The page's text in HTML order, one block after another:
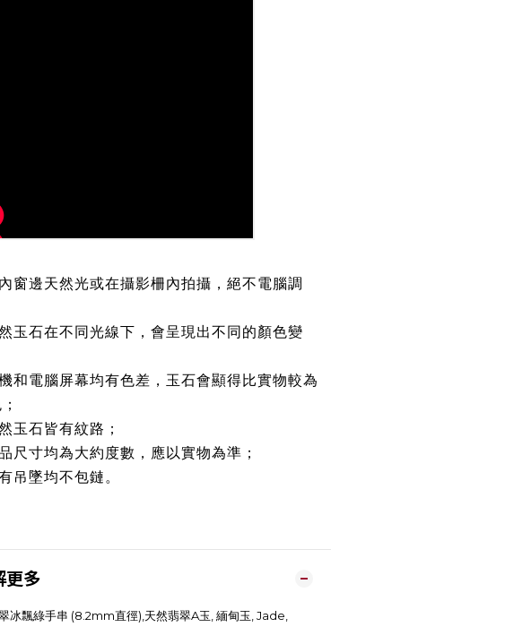
窗邊天然光或在攝影柵內拍攝，絕不電腦調
玉石在不同光線下，會呈現出不同的顏色變
和電腦屏幕均有色差，玉石會顯得比實物較為
玉石皆有紋路；
尺寸均為大約度數，應以實物為準；
吊墜均不包鏈。
更多